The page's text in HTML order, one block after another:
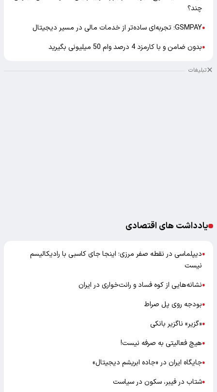
چند؟
●GSMPAY؛ تجربه‌ای ساده‌تر از خدمات مالی در مسیر دیجیتال
●بدون ضامن و با کارمزد 4 درصد وام 50 میلیونی بگیرید
تبلیغات
یادداشت های اقتصادی
●دیپلماسی در نقطه صفر مرزی؛ اینجا جای کاسبی با رادیکالیسم
نیست
●نشانه‌هایی از کوه فساد و رانت‌خواری در ایران
●بودجه روی پل صراط
●«گزیر» ناگزیر بانکی
●هیچ فعالیتی به صرفه نیست!
●جایگاه ایران در «جاده ابریشم دیجیتال»
●شتاب در فیبر، سکون در سیاست